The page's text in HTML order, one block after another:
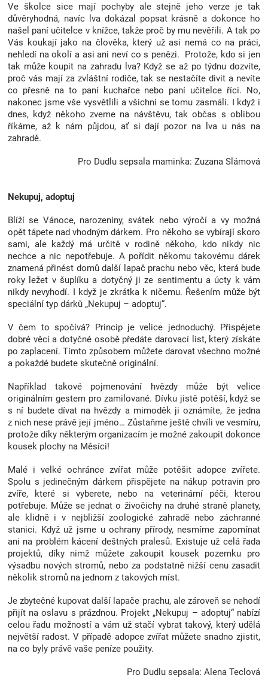
Ve školce sice mají pochyby ale stejně jeho verze je tak
důvěryhodná, navíc lva dokázal popsat krásně a dokonce ho
našel paní učitelce v knížce, takže proč by mu nevěřili. A tak po
Vás koukají jako na člověka, který už asi nemá co na práci,
nehledí na okolí a asi ani neví co s penězi. Protože, kdo si jen
tak může koupit na zahradu lva? Když se až po týdnu dozvíte,
proč vás mají za zvláštní rodiče, tak se nestačíte divit a nevíte
co přesně na to paní kuchařce nebo paní učitelce říci. No,
nakonec jsme vše vysvětlili a všichni se tomu zasmáli. I když i
dnes, když někoho zveme na návštěvu, tak občas s oblibou
říkáme, až k nám půjdou, ať si dají pozor na lva u nás na
zahradě.
Pro Dudlu sepsala maminka: Zuzana Slámová
Nekupuj, adoptuj
Blíží se Vánoce, narozeniny, svátek nebo výročí a vy možná
opět tápete nad vhodným dárkem. Pro někoho se vybírají skoro
sami, ale každý má určitě v rodině někoho, kdo nikdy nic
nechce a nic nepotřebuje. A pořídit někomu takovému dárek
znamená přinést domů další lapač prachu nebo věc, která bude
roky ležet v šuplíku a dotyčný ji ze sentimentu a úcty k vám
nikdy nevyhodí. I když je zkrátka k ničemu. Řešením může být
speciální typ dárků „Nekupuj – adoptuj“.
V čem to spočívá? Princip je velice jednoduchý. Přispějete
dobré věci a dotyčné osobě předáte darovací list, který získáte
po zaplacení. Tímto způsobem můžete darovat všechno možné
a pokaždé budete skutečně originální.
Například takové pojmenování hvězdy může být velice
originálním gestem pro zamilované. Dívku jistě potěší, když se
s ní budete dívat na hvězdy a mimoděk ji oznámíte, že jedna
z nich nese právě její jméno… Zůstaňme ještě chvíli ve vesmíru,
protože díky některým organizacím je možné zakoupit dokonce
kousek plochy na Měsíci!
Malé i velké ochránce zvířat může potěšit adopce zvířete.
Spolu s jedinečným dárkem přispějete na nákup potravin pro
zvíře, které si vyberete, nebo na veterinární péči, kterou
potřebuje. Může se jednat o živočichy na druhé straně planety,
ale klidně i v nejbližší zoologické zahradě nebo záchranné
stanici. Když už jsme u ochrany přírody, nesmíme zapomínat
ani na problém kácení deštných pralesů. Existuje už celá řada
projektů, díky nimž můžete zakoupit kousek pozemku pro
výsadbu nových stromů, nebo za podstatně nižší cenu zasadit
několik stromů na jednom z takových míst.
Je zbytečné kupovat další lapače prachu, ale zároveň se nehodí
přijít na oslavu s prázdnou. Projekt „Nekupuj – adoptuj“ nabízí
celou řadu možností a vám už stačí vybrat takový, který udělá
největší radost. V případě adopce zvířat můžete snadno zjistit,
na co byly právě vaše peníze použity.
Pro Dudlu sepsala: Alena Teclová